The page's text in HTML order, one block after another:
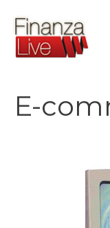
contenuto
E-